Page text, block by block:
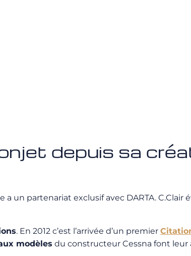
depuis sa
un partenariat exclusif avec DARTA.
. En 2012 c’est l’arrivée d’un premier
modèles du constructeur Cessna font